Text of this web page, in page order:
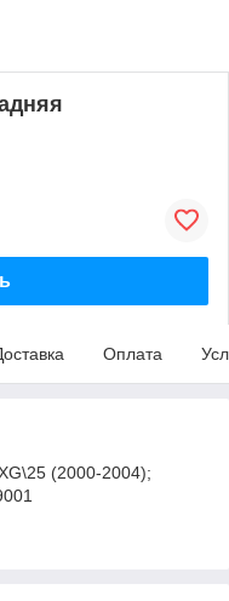
Оплата
(2000-2004);